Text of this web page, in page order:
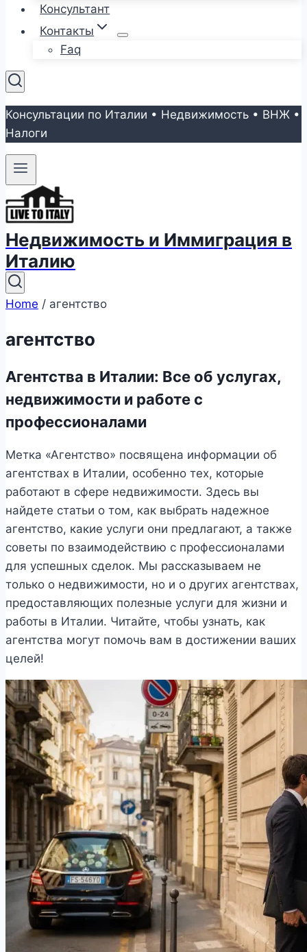
Консультант
Контакты
Faq
Консультации по Италии • Недвижимость • ВНЖ •
Налоги
Недвижимость и Иммиграция в
Италию
Home / агентство
агентство
Агентства в Италии: Все об услугах,
недвижимости и работе с
профессионалами
Метка «Агентство» посвящена информации об
агентствах в Италии, особенно тех, которые
работают в сфере недвижимости. Здесь вы
найдете статьи о том, как выбрать надежное
агентство, какие услуги они предлагают, а также
советы по взаимодействию с профессионалами
для успешных сделок. Мы рассказываем не
только о недвижимости, но и о других агентствах,
предоставляющих полезные услуги для жизни и
работы в Италии. Читайте, чтобы узнать, как
агентства могут помочь вам в достижении ваших
целей!